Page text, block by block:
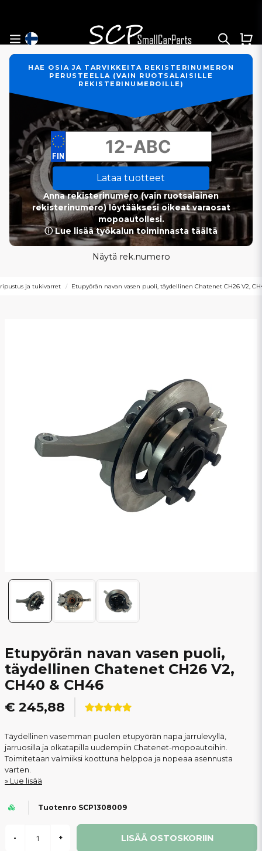
HAE OSIA JA TARVIKKEITA REKISTERINUMERON
PERUSTEELLA (VAIN RUOTSALAISILLE
REKISTERINUMEROILLE)
Lataa tuotteet
Anna rekisterinumero (vain ruotsalainen
rekisterinumero) löytääksesi oikeat varaosat
mopoautollesi.
ⓘ Lue lisää työkalun toiminnasta täältä
Näytä rek.numero
ja tukivarret Etupyörän navan vasen puoli, täydellinen Chatenet CH26 V2,
Etupyörän navan vasen puoli,
täydellinen Chatenet CH26 V2,
CH40 & CH46
€ 245,88
Täydellinen vasemman puolen etupyörän napa jarrulevyllä,
jarruosilla ja olkatapilla uudempiin Chatenet-mopoautoihin.
Toimitetaan valmiiksi koottuna helppoa ja nopeaa asennusta
varten.
Lue lisää
Tuotenro SCP1308009
- + LISÄÄ OSTOSKORIIN